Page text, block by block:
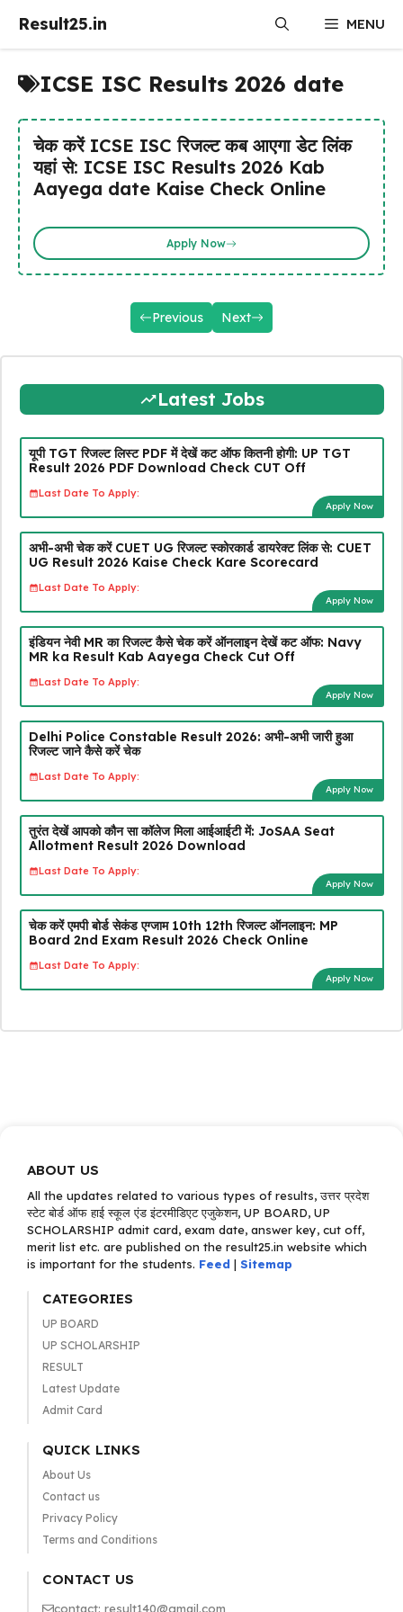
Result25.in MENU
ICSE ISC Results 2026 date
चेक करें ICSE ISC रिजल्ट कब आएगा डेट लिंक
यहां से: ICSE ISC Results 2026 Kab
Aayega date Kaise Check Online
Apply Now
Previous Next
Latest Jobs
यूपी TGT रिजल्ट लिस्ट PDF में देखें कट ऑफ कितनी होगी: UP TGT
Result 2026 PDF Download Check CUT Off
Last Date To Apply:
Apply Now
अभी-अभी चेक करें CUET UG रिजल्ट स्कोरकार्ड डायरेक्ट लिंक से: CUET
UG Result 2026 Kaise Check Kare Scorecard
Last Date To Apply:
Apply Now
इंडियन नेवी MR का रिजल्ट कैसे चेक करें ऑनलाइन देखें कट ऑफ: Navy
MR ka Result Kab Aayega Check Cut Off
Last Date To Apply:
Apply Now
Delhi Police Constable Result 2026: अभी-अभी जारी हुआ
रिजल्ट जाने कैसे करें चेक
Last Date To Apply:
Apply Now
तुरंत देखें आपको कौन सा कॉलेज मिला आईआईटी में: JoSAA Seat
Allotment Result 2026 Download
Last Date To Apply:
Apply Now
चेक करें एमपी बोर्ड सेकंड एग्जाम 10th 12th रिजल्ट ऑनलाइन: MP
Board 2nd Exam Result 2026 Check Online
Last Date To Apply:
Apply Now
ABOUT US
All the updates related to various types of results, उत्तर प्रदेश
स्टेट बोर्ड ऑफ हाई स्कूल एंड इंटरमीडिएट एजुकेशन, UP BOARD, UP
SCHOLARSHIP admit card, exam date, answer key, cut off,
merit list etc. are published on the result25.in website which
is important for the students. Feed | Sitemap
CATEGORIES
UP BOARD
UP SCHOLARSHIP
RESULT
Latest Update
Admit Card
QUICK LINKS
About Us
Contact us
Privacy Policy
Terms and Conditions
CONTACT US
contact: result140@gmail.com